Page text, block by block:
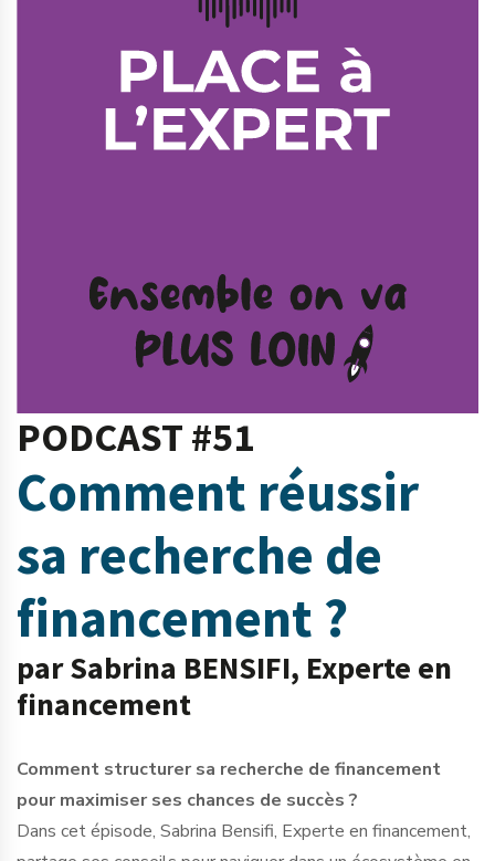
PODCAST #51
Comment réussir
sa recherche de
financement ?
par Sabrina BENSIFI, Experte en
financement
Comment structurer sa recherche de financement
pour maximiser ses chances de succès ?
Dans cet épisode, Sabrina Bensifi, Experte en financement,